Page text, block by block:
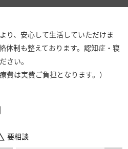
り、安心して生活していただけま
体制も整えております。認知症・寝
さい。
費は実費ご負担となります。）
要相談